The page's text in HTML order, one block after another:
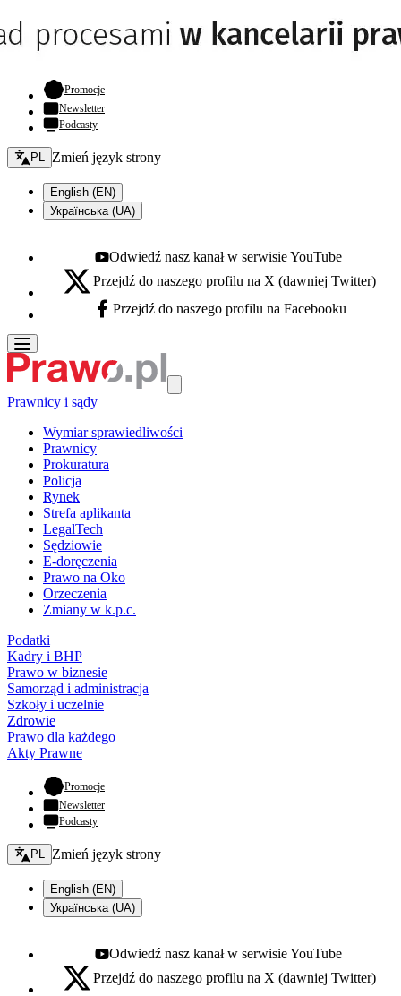
Promocje- otwiera się w nowej karcie
Newsletter
Podcasty
Zmień język - bieżący:
PL Zmień język strony
English (EN)
Українська (UA)
Youtube - otwiera się w nowej karcie
Odwiedź nasz kanał w serwisie YouTube
X - otwiera się w nowej karcie
Przejdź do naszego profilu na X (dawniej Twitter)
Facebook - otwiera się w nowej karcie
Przejdź do naszego profilu na Facebooku
Prawnicy i sądy
Wymiar sprawiedliwości
Prawnicy
Prokuratura
Policja
Rynek
Strefa aplikanta
LegalTech
Sędziowie
E-doręczenia
Prawo na Oko
Orzeczenia
Zmiany w k.p.c.
Podatki
Kadry i BHP
Prawo w biznesie
Samorząd i administracja
Szkoły i uczelnie
Zdrowie
Prawo dla każdego
Akty Prawne
Promocje- otwiera się w nowej karcie
Newsletter
Podcasty
Zmień język - bieżący:
PL Zmień język strony
English (EN)
Українська (UA)
Youtube - otwiera się w nowej karcie
Odwiedź nasz kanał w serwisie YouTube
X - otwiera się w nowej karcie
Przejdź do naszego profilu na X (dawniej Twitter)